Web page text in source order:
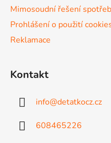
Mimosoudní řešení
Prohlášení o použití
Reklamace
Kontakt
info@detatkocz.cz
608465226